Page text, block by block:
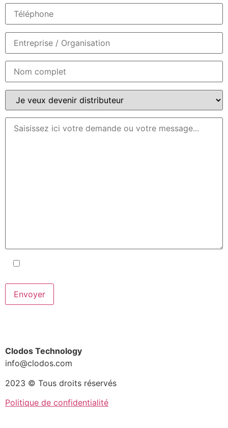
Clodos Technology
info@clodos.com
2023 © Tous droits réservés
Politique de confidentialité